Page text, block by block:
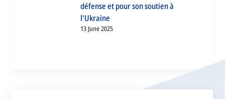
défense et pour son soutien à
l'Ukraine
13 June 2025